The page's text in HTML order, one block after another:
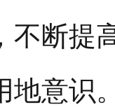
不断提
地意识